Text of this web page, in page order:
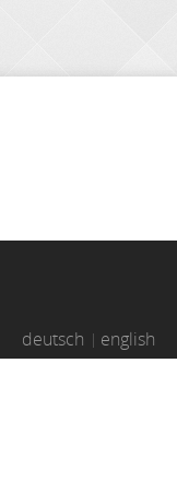
deutsch english